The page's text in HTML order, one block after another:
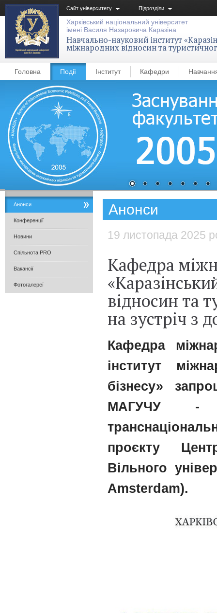
Сайт університету Підрозділи
Харківський національний університет
імені Василя Назаровича Каразіна
Навчально-науковий інститут
міжнародних відносин та
Головна Події Інститут Кафедри
Анонси
19 листопада 2025
Кафедра
відносин та
на зустріч з
Кафедра
інститут
бізнесу»
МАГУЧУ -
проєкту
Вільного
Amsterdam).
Анонси
Конференції
Новини
Спільнота PRO
Вакансії
Фотогалереї